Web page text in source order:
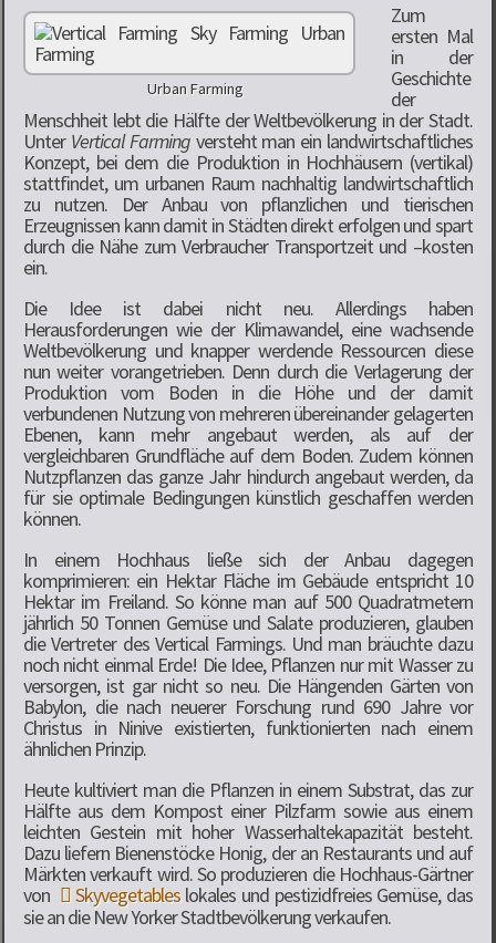
Urban Farming
Zum
ersten Mal
in der
Geschichte
der
Menschheit lebt die Hälfte der Weltbevölkerung in der Stadt.
Unter Vertical Farmingversteht man ein landwirtschaftliches
Konzept, bei dem die Produktion in Hochhäusern (vertikal)
stattfindet, um urbanen Raum nachhaltig landwirtschaftlich
zu nutzen. Der Anbau von pflanzlichen und tierischen
Erzeugnissen kann damit in Städten direkt erfolgen und spart
durch die Nähe zum Verbraucher Transportzeit und –kosten
ein.
Die Idee ist dabei nicht neu. Allerdings haben
Herausforderungen wie der Klimawandel, eine wachsende
Weltbevölkerung und knapper werdende Ressourcen diese
nun weiter vorangetrieben. Denn durch die Verlagerung der
Produktion vom Boden in die Höhe und der damit
verbundenen Nutzung von mehreren übereinander gelagerten
Ebenen, kann mehr angebaut werden, als auf der
vergleichbaren Grundfläche auf dem Boden. Zudem können
Nutzpflanzen das ganze Jahr hindurch angebaut werden, da
für sie optimale Bedingungen künstlich geschaffen werden
können.
In einem Hochhaus ließe sich der Anbau dagegen
komprimieren: ein Hektar Fläche im Gebäude entspricht 10
Hektar im Freiland. So könne man auf 500 Quadratmetern
jährlich 50 Tonnen Gemüse und Salate produzieren, glauben
die Vertreter des Vertical Farmings. Und man bräuchte dazu
noch nicht einmal Erde! Die Idee, Pflanzen nur mit Wasser zu
versorgen, ist gar nicht so neu. Die Hängenden Gärten von
Babylon, die nach neuerer Forschung rund 690 Jahre vor
Christus in Ninive existierten, funktionierten nach einem
ähnlichen Prinzip.
Heute kultiviert man die Pflanzen in einem Substrat, das zur
Hälfte aus dem Kompost einer Pilzfarm sowie aus einem
leichten Gestein mit hoher Wasserhaltekapazität besteht.
Dazu liefern Bienenstöcke Honig, der an Restaurants und auf
Märkten verkauft wird. So produzieren die Hochhaus-Gärtner
von
Skyvegetableslokales und pestizidfreies Gemüse, das
sie an die New Yorker Stadtbevölkerung verkaufen.